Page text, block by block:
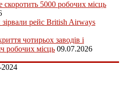
5000 робочих місць
рейс British Airways
чотирьох заводів і
робочих місць 09.07.2026